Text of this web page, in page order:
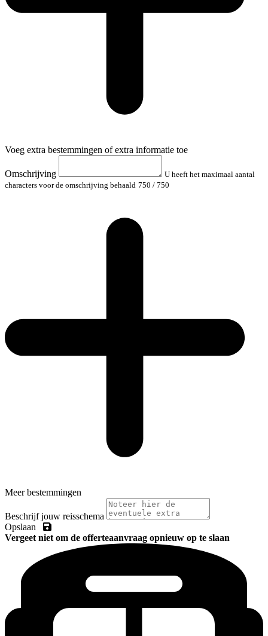
Voeg extra bestemmingen of extra informatie toe
Omschrijving
U heeft het maximaal aantal
characters voor de omschrijving behaald 750 / 750
Meer bestemmingen
Beschrijf jouw reisschema
Opslaan
Vergeet niet om de offerteaanvraag opnieuw op te slaan